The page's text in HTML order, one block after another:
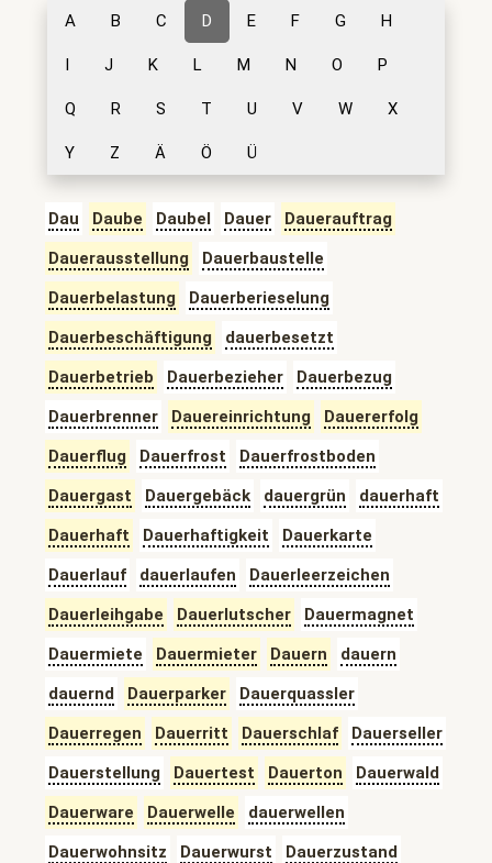
A B C D E F G H
I J K L M N O P
Q R S T U V W X
Y Z Ä Ö Ü
Dau Daube Daubel Dauer
Dauerauftrag
Dauerausstellung
Dauerbaustelle
Dauerbelastung
Dauerberieselung
Dauerbeschäftigung
dauerbesetzt
Dauerbetrieb
Dauerbezieher
Dauerbezug
Dauerbrenner
Dauereinrichtung
Dauererfolg
Dauerflug
Dauerfrost
Dauerfrostboden
Dauergast
Dauergebäck dauergrün
dauerhaft
Dauerhaft
Dauerhaftigkeit
Dauerkarte
Dauerlauf
dauerlaufen
Dauerleerzeichen
Dauerleihgabe
Dauerlutscher
Dauermagnet
Dauermiete
Dauermieter Dauern
dauern
dauernd
Dauerparker
Dauerquassler
Dauerregen
Dauerritt Dauerschlaf
Dauerseller
Dauerstellung
Dauertest Dauerton
Dauerwald
Dauerware
Dauerwelle
dauerwellen
Dauerwohnsitz
Dauerwurst
Dauerzustand